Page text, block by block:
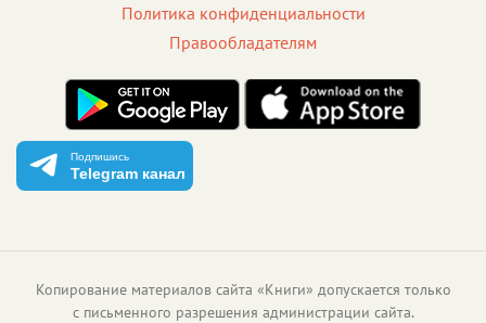
Политика конфиденциальности
Правообладателям
Подпишись
Telegram канал
Копирование материалов сайта «Книги» допускается только
с письменного разрешения администрации сайта.